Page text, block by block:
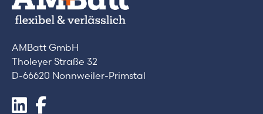
AMBatt GmbH
Tholeyer Straße 32
D-66620 Nonnweiler-Primstal